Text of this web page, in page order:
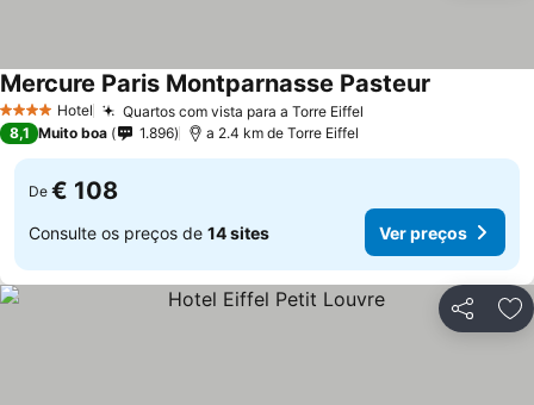
4 EstrelasHotel Quartos com vista para a Torre Eiffel
Mercure Paris Montparnasse Pasteur
8,1 Muito boa 1.896 a 2.4 km de Torre Eiffel
De € 108
Consulte os preços de 14 sites Ver preços
Partilhar